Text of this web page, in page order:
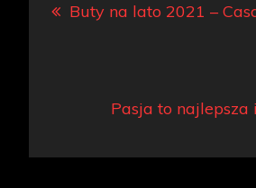
wpisu
Buty na lato 2021 –
Pasja to najlepsza